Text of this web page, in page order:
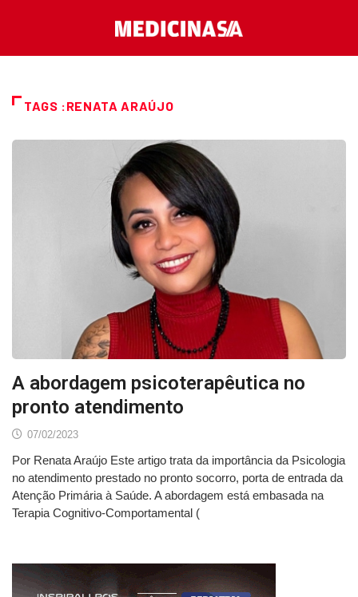
TAGS :RENATA ARAÚJO
A abordagem psicoterapêutica no
pronto atendimento
07/02/2023
Por Renata Araújo Este artigo trata da importância da Psicologia
no atendimento prestado no pronto socorro, porta de entrada da
Atenção Primária à Saúde. A abordagem está embasada na
Terapia Cognitivo-Comportamental (